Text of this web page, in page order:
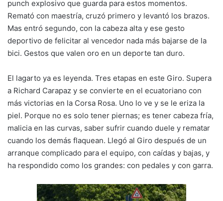
punch explosivo que guarda para estos momentos.
Remató con maestría, cruzó primero y levantó los brazos.
Mas entró segundo, con la cabeza alta y ese gesto
deportivo de felicitar al vencedor nada más bajarse de la
bici. Gestos que valen oro en un deporte tan duro.
El lagarto ya es leyenda. Tres etapas en este Giro. Supera
a Richard Carapaz y se convierte en el ecuatoriano con
más victorias en la Corsa Rosa. Uno lo ve y se le eriza la
piel. Porque no es solo tener piernas; es tener cabeza fría,
malicia en las curvas, saber sufrir cuando duele y rematar
cuando los demás flaquean. Llegó al Giro después de un
arranque complicado para el equipo, con caídas y bajas, y
ha respondido como los grandes: con pedales y con garra.